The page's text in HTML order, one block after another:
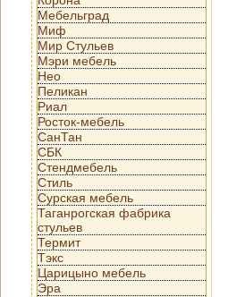
Мебельград
Миф
Мир Стульев
Мэри мебель
Нео
Пеликан
Риал
Росток-мебель
СанТан
СБК
Стендмебель
Стиль
Сурская мебель
Таганрогская фабрика
стульев
Термит
Тэкс
Царицыно мебель
Эра